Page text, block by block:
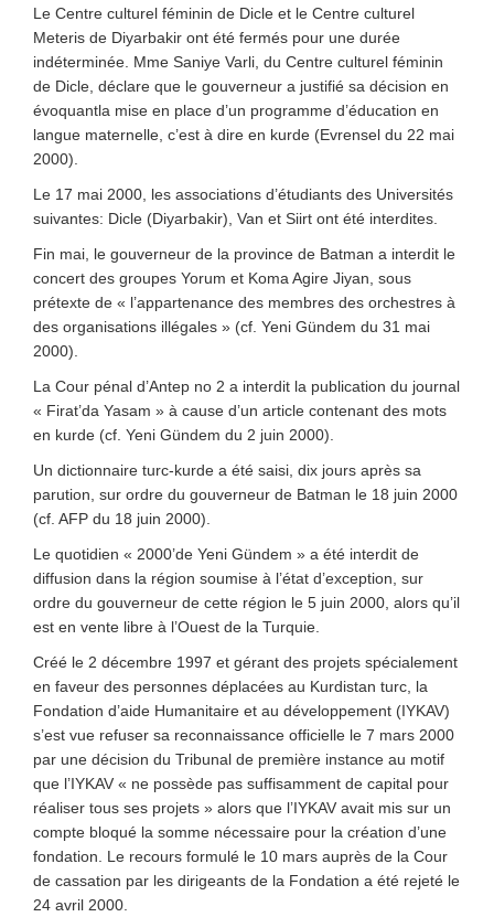
Le Centre culturel féminin de Dicle et le Centre culturel
Meteris de Diyarbakir ont été fermés pour une durée
indéterminée. Mme Saniye Varli, du Centre culturel féminin
de Dicle, déclare que le gouverneur a justifié sa décision en
évoquantla mise en place d’un programme d’éducation en
langue maternelle, c’est à dire en kurde (Evrensel du 22 mai
2000).
Le 17 mai 2000, les associations d’étudiants des Universités
suivantes: Dicle (Diyarbakir), Van et Siirt ont été interdites.
Fin mai, le gouverneur de la province de Batman a interdit le
concert des groupes Yorum et Koma Agire Jiyan, sous
prétexte de « l’appartenance des membres des orchestres à
des organisations illégales » (cf. Yeni Gündem du 31 mai
2000).
La Cour pénal d’Antep no 2 a interdit la publication du journal
« Firat’da Yasam » à cause d’un article contenant des mots
en kurde (cf. Yeni Gündem du 2 juin 2000).
Un dictionnaire turc-kurde a été saisi, dix jours après sa
parution, sur ordre du gouverneur de Batman le 18 juin 2000
(cf. AFP du 18 juin 2000).
Le quotidien « 2000’de Yeni Gündem » a été interdit de
diffusion dans la région soumise à l’état d’exception, sur
ordre du gouverneur de cette région le 5 juin 2000, alors qu’il
est en vente libre à l’Ouest de la Turquie.
Créé le 2 décembre 1997 et gérant des projets spécialement
en faveur des personnes déplacées au Kurdistan turc, la
Fondation d’aide Humanitaire et au développement (IYKAV)
s’est vue refuser sa reconnaissance officielle le 7 mars 2000
par une décision du Tribunal de première instance au motif
que l’IYKAV « ne possède pas suffisamment de capital pour
réaliser tous ses projets » alors que l’IYKAV avait mis sur un
compte bloqué la somme nécessaire pour la création d’une
fondation. Le recours formulé le 10 mars auprès de la Cour
de cassation par les dirigeants de la Fondation a été rejeté le
24 avril 2000.